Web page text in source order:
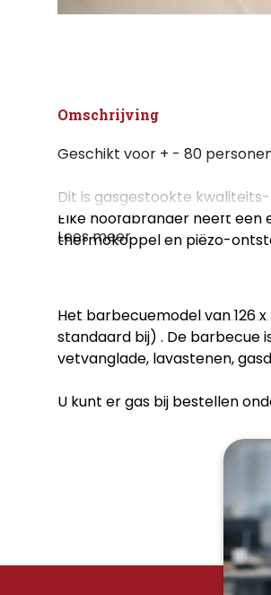
Omschrijving
Geschikt voor + - 80
Dit is gasgestookte
Elke hoofdbrander heeft een
thermokoppel en piëzo-
Het barbecuemodel van 126
standaard bij) . De barbecue
vetvanglade, lavastenen,
U kunt er gas bij bestellen
Lees meer